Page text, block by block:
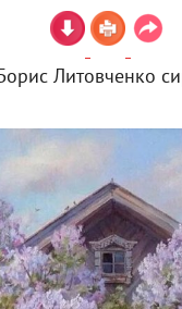
Литовченко